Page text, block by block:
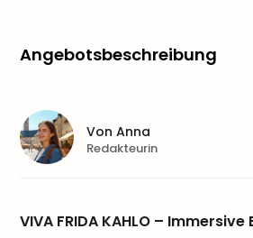
Angebotsbeschreibung
VIVA FRIDA KAHLO –
Von Anna
Redakteurin